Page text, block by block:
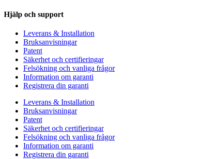
Hjälp och support
Leverans & Installation
Bruksanvisningar
Patent
Säkerhet och certifieringar
Felsökning och vanliga frågor
Information om garanti
Registrera din garanti
Leverans & Installation
Bruksanvisningar
Patent
Säkerhet och certifieringar
Felsökning och vanliga frågor
Information om garanti
Registrera din garanti